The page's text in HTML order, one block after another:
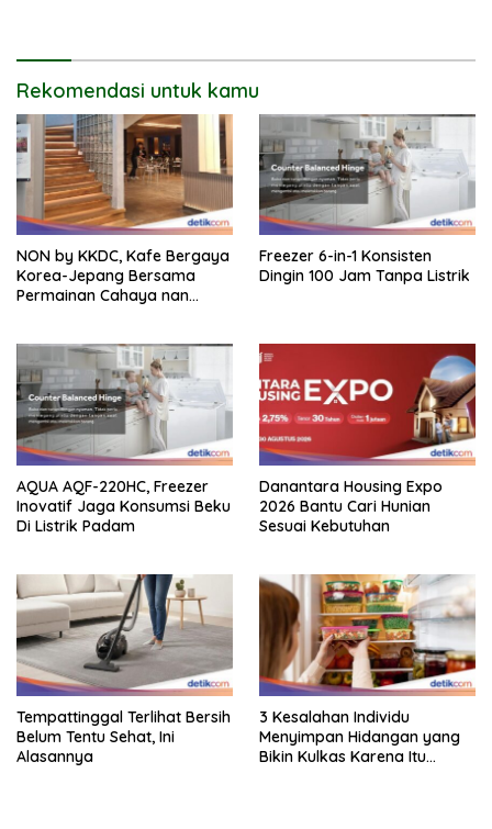
Rekomendasi untuk kamu
NON by KKDC, Kafe Bergaya
Korea-Jepang Bersama
Permainan Cahaya nan
Freezer 6-in-1 Konsisten
Dingin 100 Jam Tanpa Listrik
AQUA AQF-220HC, Freezer
Inovatif Jaga Konsumsi Beku
Di Listrik Padam
Danantara Housing Expo
2026 Bantu Cari Hunian
Sesuai Kebutuhan
Tempattinggal Terlihat Bersih
Belum Tentu Sehat, Ini
Alasannya
3 Kesalahan Individu
Menyimpan Hidangan yang
Bikin Kulkas Karena Itu